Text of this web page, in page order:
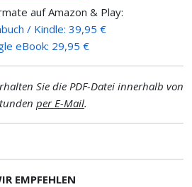
auf Amazon & Play:
/ Kindle: 39,95 €
eBook: 29,95 €
Sie die PDF-Datei innerhalb von
per E-Mail.
EMPFEHLEN